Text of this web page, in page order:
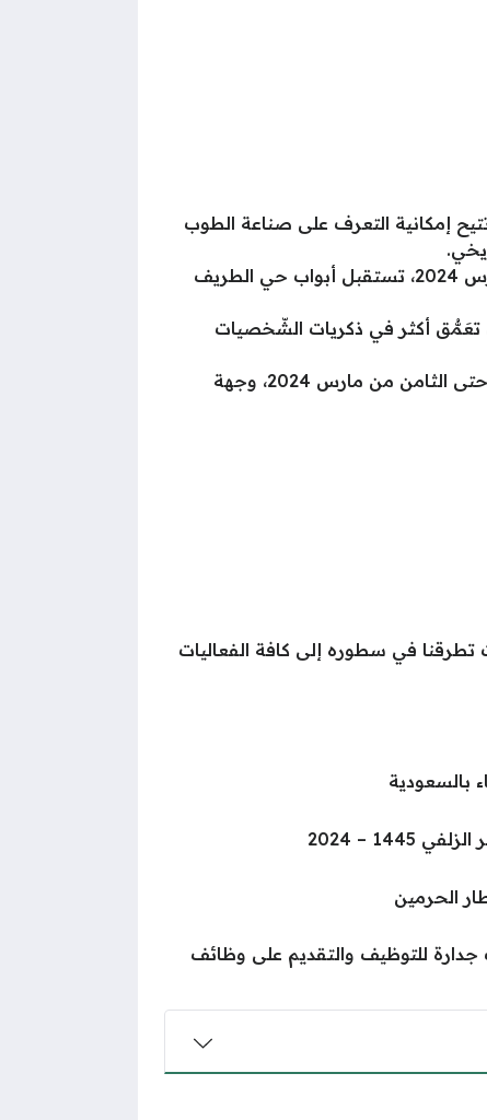
والفنون، تستمر من 8 ديسمبر 2023 حتى الثامن من مارس 2024، تتيح إمكانية التعرف على صناعة الطوب
: من فعاليات الثقافة والفنون، تمتد من 12 ديسمبر 2023 حتى الثامن من آذار مارس 2024، تستقبل أبواب حي الطريف
فعاليات الثقافة والفنون، تستمر من 12 ديسمبر 2023 وحتى 31 يناير 2024، تعَمُّق أكثر في ذكريات الشّخصيات
من فعاليات الثقافة والفنون، تستمر من 12 ديسمبر 2023 حتى الثامن من مارس 2024، وجهة
تطرقنا في سطوره إلى كافة الفعاليات
بالسعودية
– 2024
الحرمين
للتوظيف والتقديم على وظائف